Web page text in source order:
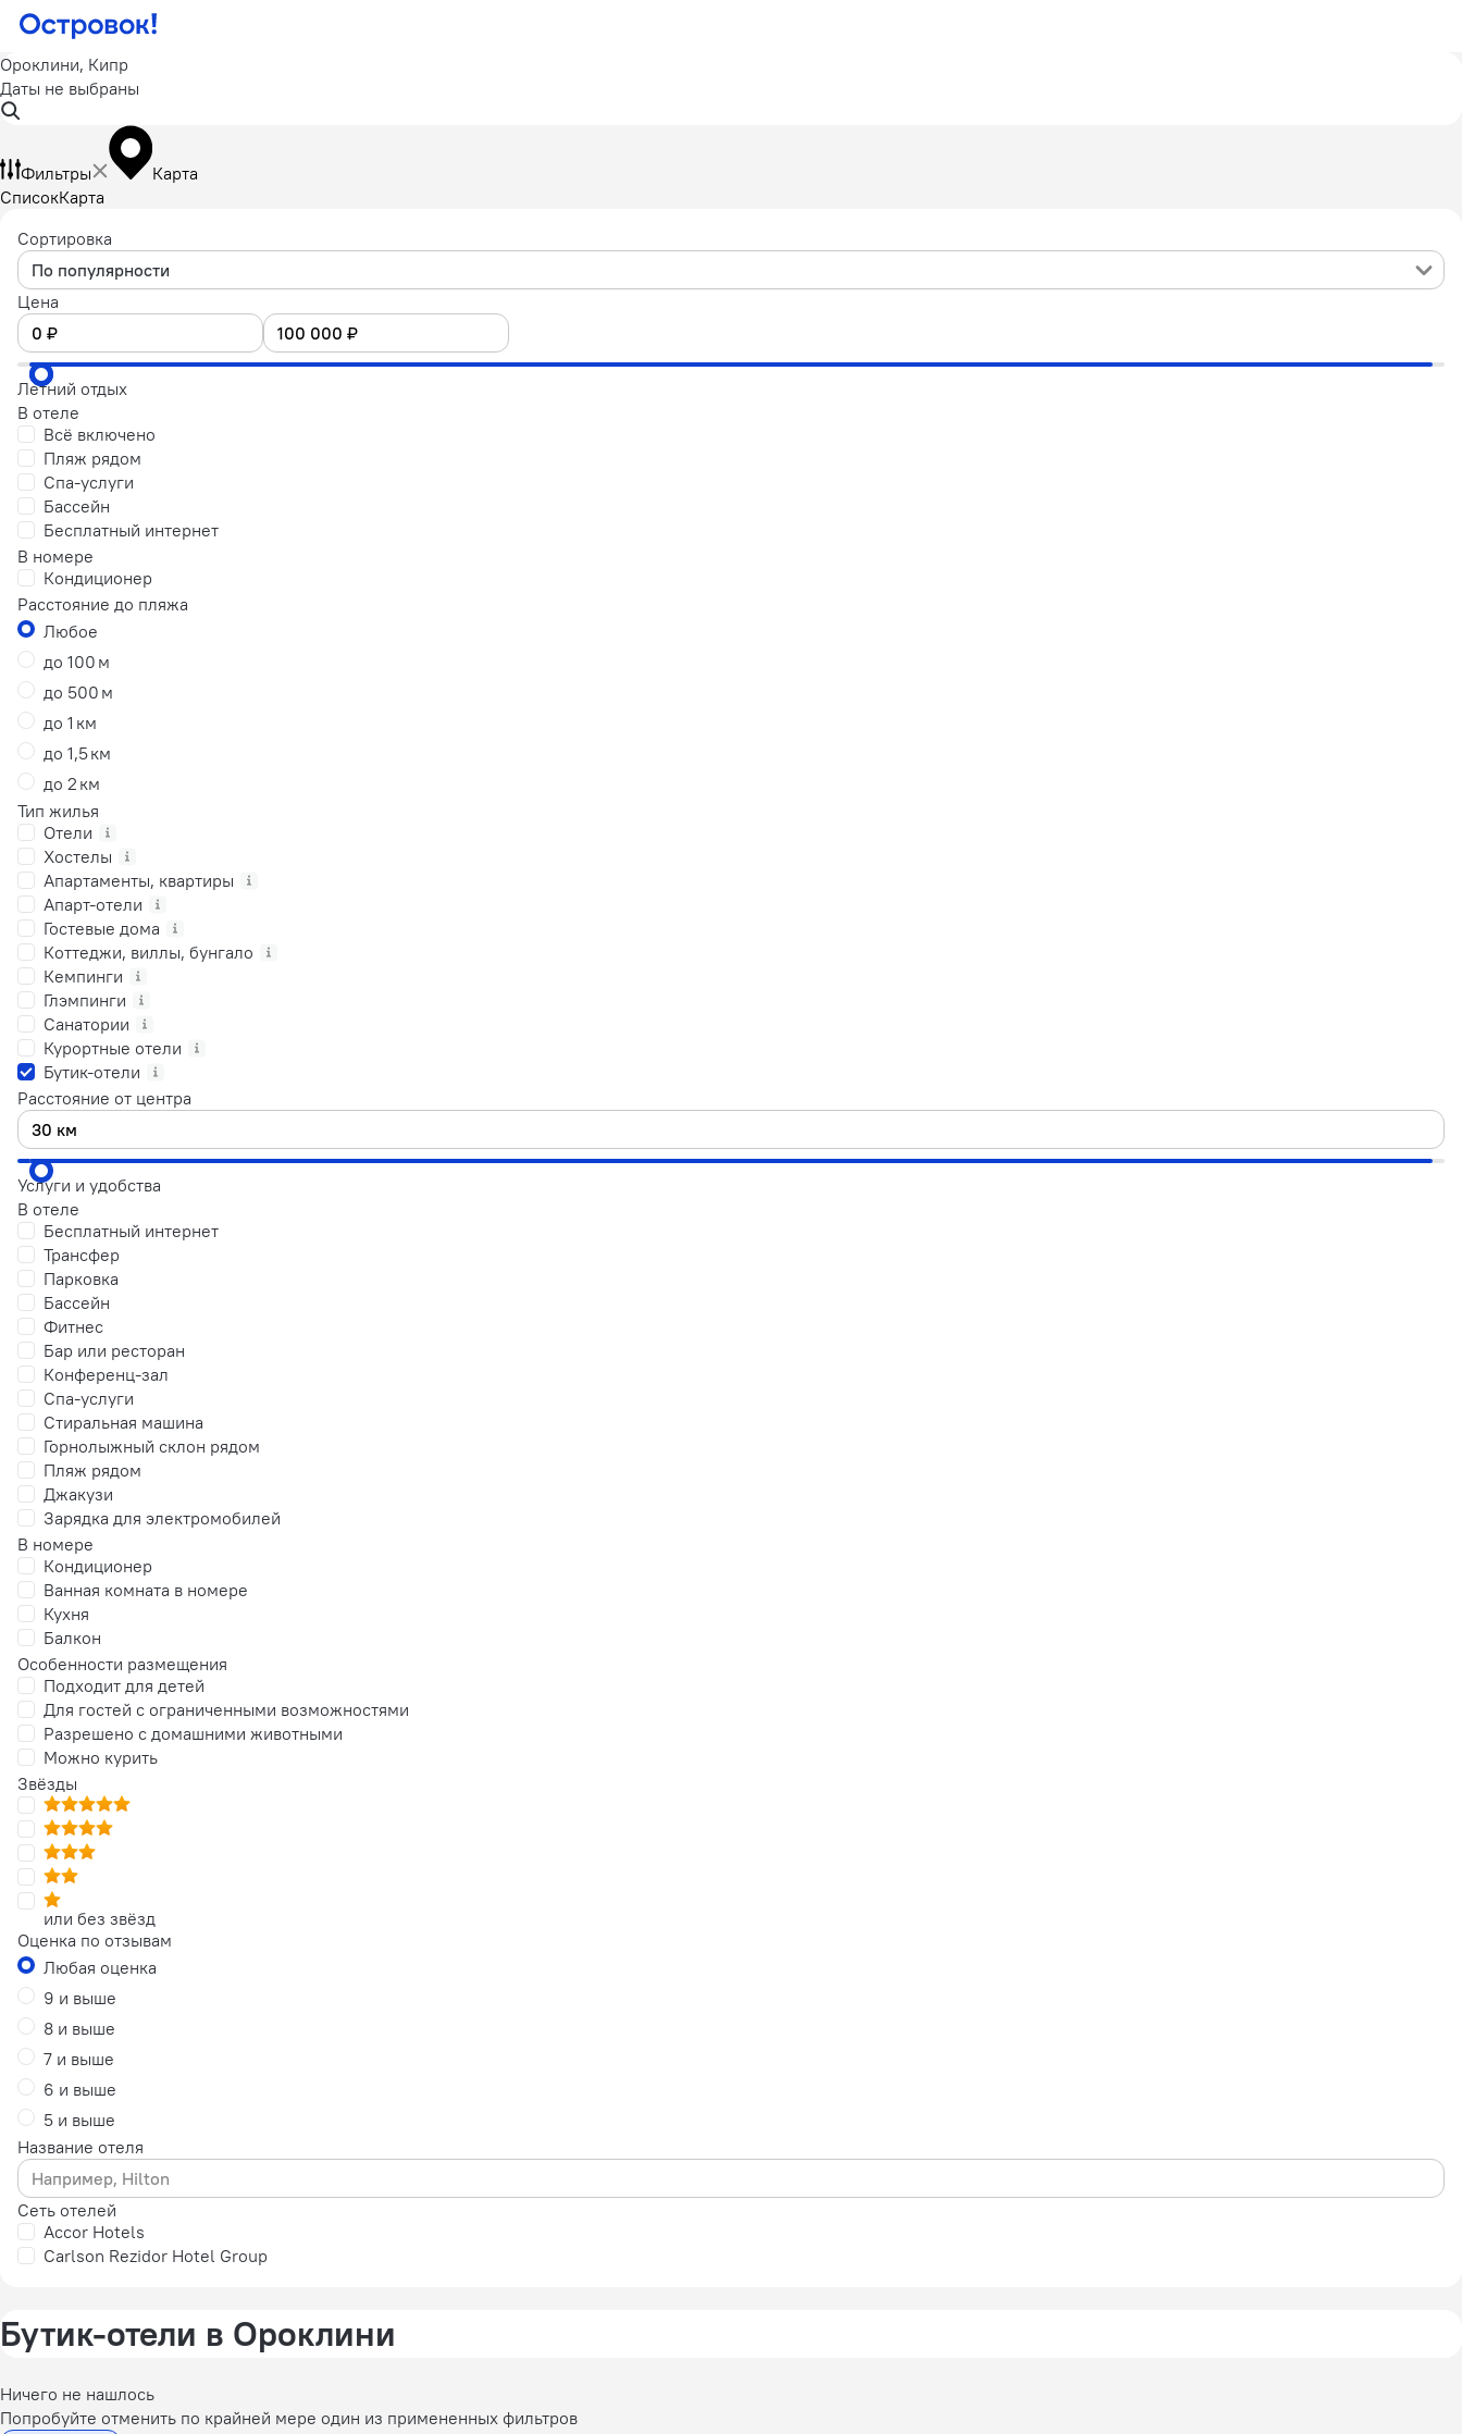
Ороклини, Кипр
Даты не выбраны
Фильтры
Карта
СписокКарта
Сортировка
По популярности
Цена
Летний отдых
В отеле
Всё включено
Пляж рядом
Спа-услуги
Бассейн
Бесплатный интернет
В номере
Кондиционер
Расстояние до пляжа
Любое
до 100 м
до 500 м
до 1 км
до 1,5 км
до 2 км
Тип жилья
Отели
Хостелы
Апартаменты, квартиры
Апарт-отели
Гостевые дома
Коттеджи, виллы, бунгало
Кемпинги
Глэмпинги
Санатории
Курортные отели
Бутик-отели
Расстояние от центра
Услуги и удобства
В отеле
Бесплатный интернет
Трансфер
Парковка
Бассейн
Фитнес
Бар или ресторан
Конференц-зал
Спа-услуги
Стиральная машина
Горнолыжный склон рядом
Пляж рядом
Джакузи
Зарядка для электромобилей
В номере
Кондиционер
Ванная комната в номере
Кухня
Балкон
Особенности размещения
Подходит для детей
Для гостей с ограниченными возможностями
Разрешено с домашними животными
Можно курить
Звёзды
или без звёзд
Оценка по отзывам
Любая оценка
9 и выше
8 и выше
7 и выше
6 и выше
5 и выше
Название отеля
Сеть отелей
Accor Hotels
Carlson Rezidor Hotel Group
Бутик-отели в Ороклини
Ничего не нашлось
Попробуйте отменить по крайней мере один из примененных фильтров